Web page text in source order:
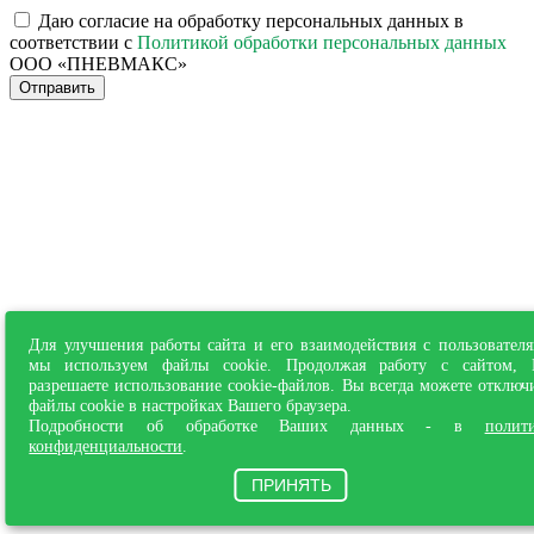
Для улучшения работы сайта и его взаимодействия с
мы используем файлы cookie. Продолжая работу с сайтом,
разрешаете использование cookie-файлов. Вы всегда можете
файлы cookie в настройках Вашего браузера.
Подробности об обработке Ваших данных - в
конфиденциальности
ПРИНЯТЬ
Даю согласие на обработку персональных данных в
соответствии с Политикой обработки персональных данных
ООО «ПНЕВМАКС»
Отправить